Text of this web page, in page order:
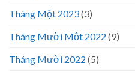
Tháng Một 2023(3)
Tháng Mười Một 2022 (9)
Tháng Mười 2022 (5)